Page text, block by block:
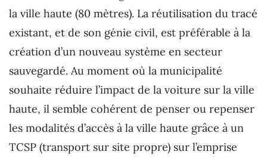
la ville haute (80 mètres). La réutilisation du tracé
existant, et de son génie civil, est préférable à la
création d’un nouveau système en secteur
sauvegardé. Au moment où la municipalité
souhaite réduire l’impact de la voiture sur la ville
haute, il semble cohérent de penser ou repenser
les modalités d’accès à la ville haute grâce à un
TCSP (transport sur site propre) sur l’emprise